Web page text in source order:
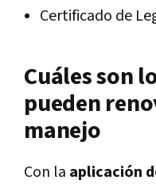
Certificado de
Cuáles son
pueden
manejo
Con la aplicación